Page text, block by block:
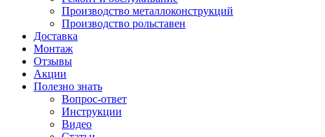
Производство металлоконструкций
Производство рольставен
Доставка
Монтаж
Отзывы
Акции
Полезно знать
Вопрос-ответ
Инструкции
Видео